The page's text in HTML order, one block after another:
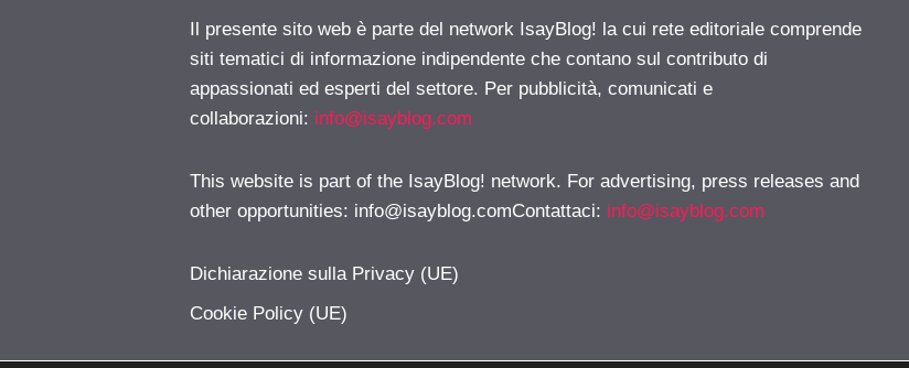
Il presente sito web è parte del network IsayBlog! la cui rete editoriale comprende
siti tematici di informazione indipendente che contano sul contributo di
appassionati ed esperti del settore. Per pubblicità, comunicati e
collaborazioni: info@isayblog.com
This website is part of the IsayBlog! network. For advertising, press releases and
other opportunities: info@isayblog.comContattaci: info@isayblog.com
Dichiarazione sulla Privacy (UE)
Cookie Policy (UE)